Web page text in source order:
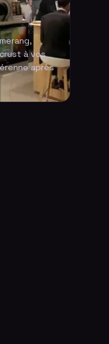
à vos
après